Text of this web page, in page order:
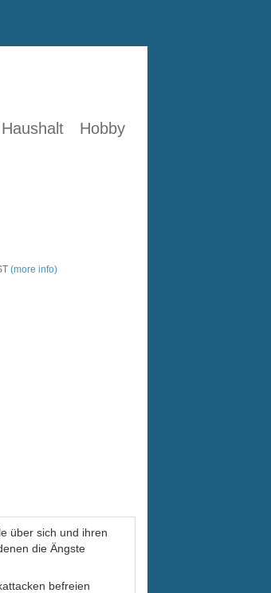
Haushalt Hobby
(more info)
über sich und ihren
die Ängste
befreien